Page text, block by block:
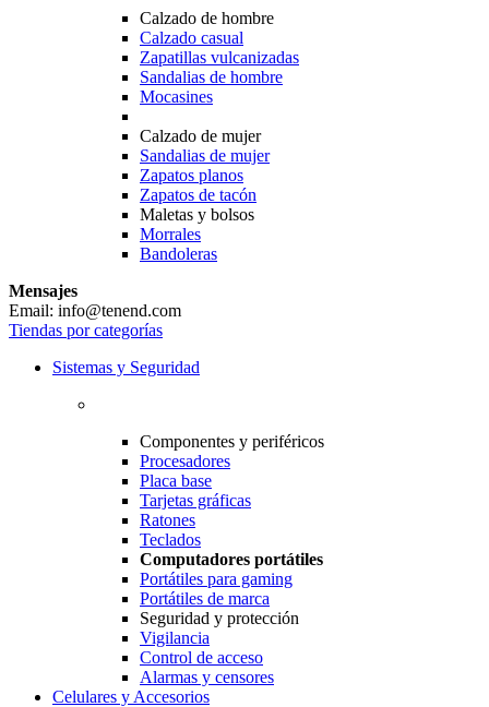
Calzado de hombre
Calzado casual
Zapatillas vulcanizadas
Sandalias de hombre
Mocasines
Calzado de mujer
Sandalias de mujer
Zapatos planos
Zapatos de tacón
Maletas y bolsos
Morrales
Bandoleras
Mensajes
Email: info@tenend.com
Tiendas por categorías
Sistemas y Seguridad
Componentes y periféricos
Procesadores
Placa base
Tarjetas gráficas
Ratones
Teclados
Computadores portátiles
Portátiles para gaming
Portátiles de marca
Seguridad y protección
Vigilancia
Control de acceso
Alarmas y censores
Celulares y Accesorios